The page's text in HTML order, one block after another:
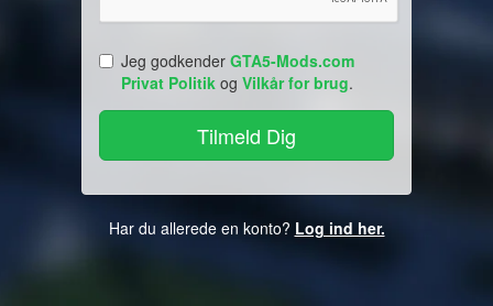
Jeg godkender GTA5-Mods.com
Privat Politik og Vilkår for brug.
Har du allerede en konto? Log ind her.